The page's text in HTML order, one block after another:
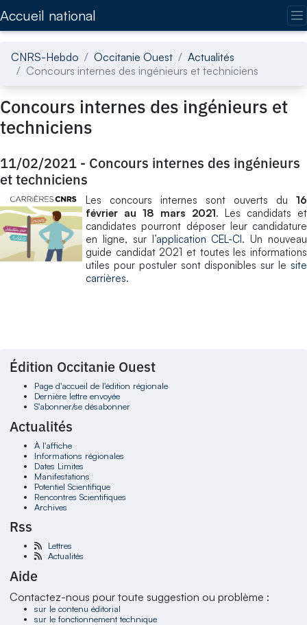
Accueil national
CNRS-Hebdo Occitanie Ouest
Actualités
Concours internes des ingénieurs et techniciens
Concours internes des ingénieurs et
techniciens
11/02/2021 - Concours internes des ingénieurs
et techniciens
Les concours internes sont ouverts du 16
février au 18 mars 2021. Les candidats et
candidates pourront déposer leur candidature
en ligne, sur l’application CEL-CI. Un nouveau
guide candidat 2021 et toutes les informations
utiles pour postuler sont disponibles sur le site
carrières.
Édition Occitanie Ouest
Page d'accueil de l'édition régionale
Dernière lettre envoyée
S'abonner/se désabonner
Actualités
À l'affiche
Informations régionales
Dates Limites
Manifestations
Potentiel Scientifique
Rencontres Scientifiques
Archives
Rss
Lettres
Actualités
Aide
Contactez-nous pour toute suggestion ou problème :
sur le contenu éditorial
sur le fonctionnement technique